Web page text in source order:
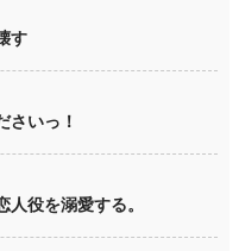
す
さいっ！
役を溺愛する。